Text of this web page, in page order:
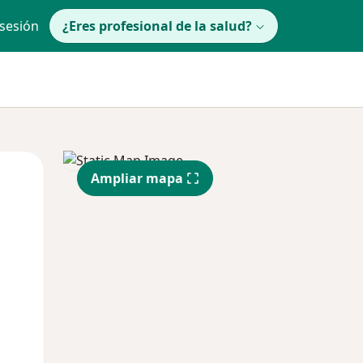
¿Eres profesional de la salud?
Mié
12 Ago
Jue
13 Ago
Ampliar mapa